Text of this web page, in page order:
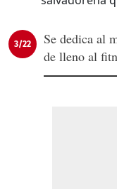
3/22
Se dedica al
de lleno al